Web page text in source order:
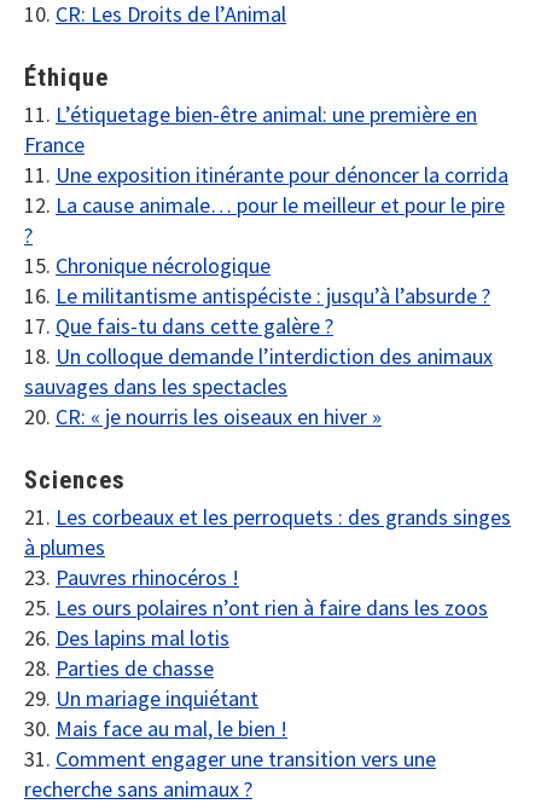
10. CR: Les Droits de l’Animal
Éthique
11. L’étiquetage bien-être animal: une première en
France
11. Une exposition itinérante pour dénoncer la corrida
12. La cause animale… pour le meilleur et pour le pire
?
15. Chronique nécrologique
16. Le militantisme antispéciste : jusqu’à l’absurde ?
17. Que fais-tu dans cette galère ?
18. Un colloque demande l’interdiction des animaux
sauvages dans les spectacles
20. CR: « je nourris les oiseaux en hiver »
Sciences
21. Les corbeaux et les perroquets : des grands singes
à plumes
23. Pauvres rhinocéros !
25. Les ours polaires n’ont rien à faire dans les zoos
26. Des lapins mal lotis
28. Parties de chasse
29. Un mariage inquiétant
30. Mais face au mal, le bien !
31. Comment engager une transition vers une
recherche sans animaux ?